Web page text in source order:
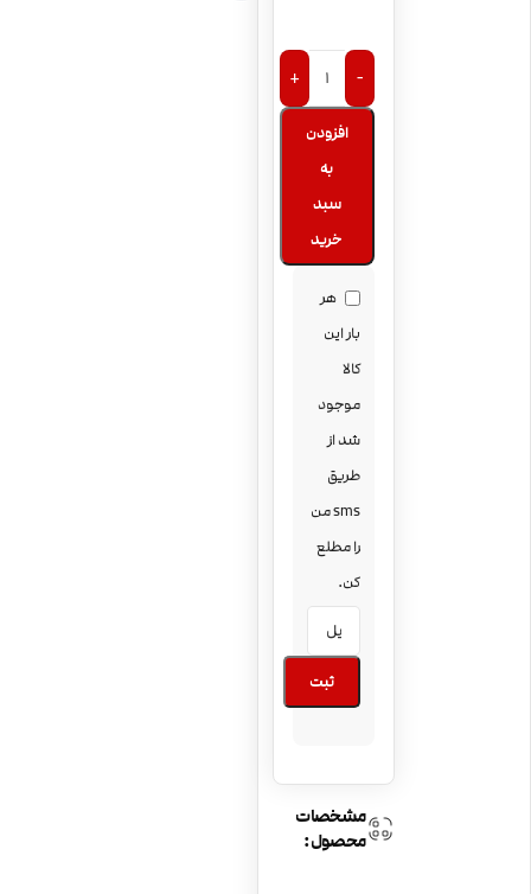
-
+
افزودن
به
سبد
خرید
هر
بار این
کالا
موجود
شد از
طریق
sms من
را مطلع
کن.
ثبت
مشخصات
محصول: